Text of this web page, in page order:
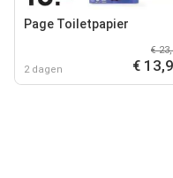
Page Toiletpapier
2 dagen
€
€